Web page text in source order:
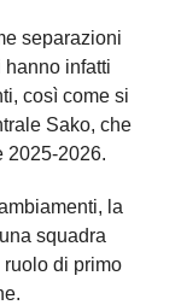
separazioni
infatti
così come si
Sako, che
2025-2026.
la
squadra
di primo